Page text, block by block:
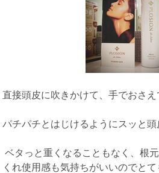
直接頭皮に吹きかけて、手でおさえ
パチパチとはじけるようにスッと頭
ベタっと重くなることもなく、根
くれ使用感も気持ちがいいのでとて